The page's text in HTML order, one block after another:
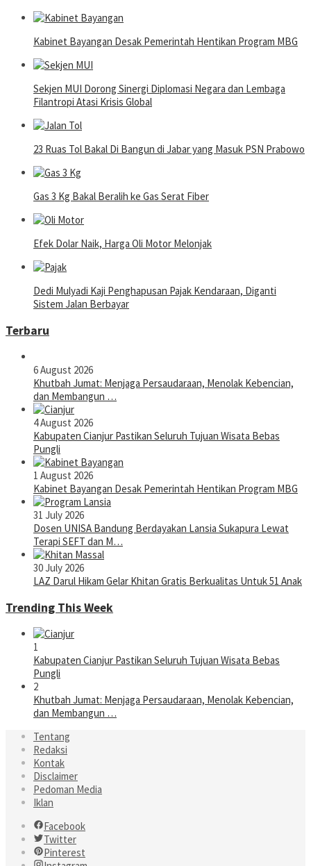
Kabinet Bayangan Desak Pemerintah Hentikan Program MBG
Sekjen MUI Dorong Sinergi Diplomasi Negara dan Lembaga
Filantropi Atasi Krisis Global
23 Ruas Tol Bakal Di Bangun di Jabar yang Masuk PSN Prabowo
Gas 3 Kg Bakal Beralih ke Gas Serat Fiber
Efek Dolar Naik, Harga Oli Motor Melonjak
Dedi Mulyadi Kaji Penghapusan Pajak Kendaraan, Diganti
Sistem Jalan Berbayar
Terbaru
6 August 2026
Khutbah Jumat: Menjaga Persaudaraan, Menolak Kebencian,
dan Membangun …
4 August 2026
Kabupaten Cianjur Pastikan Seluruh Tujuan Wisata Bebas
Pungli
1 August 2026
Kabinet Bayangan Desak Pemerintah Hentikan Program MBG
31 July 2026
Dosen UNISA Bandung Berdayakan Lansia Sukapura Lewat
Terapi SEFT dan M…
30 July 2026
LAZ Darul Hikam Gelar Khitan Gratis Berkualitas Untuk 51 Anak
Trending This Week
1
Kabupaten Cianjur Pastikan Seluruh Tujuan Wisata Bebas
Pungli
2
Khutbah Jumat: Menjaga Persaudaraan, Menolak Kebencian,
dan Membangun …
Tentang
Redaksi
Kontak
Disclaimer
Pedoman Media
Iklan
Facebook
Twitter
Pinterest